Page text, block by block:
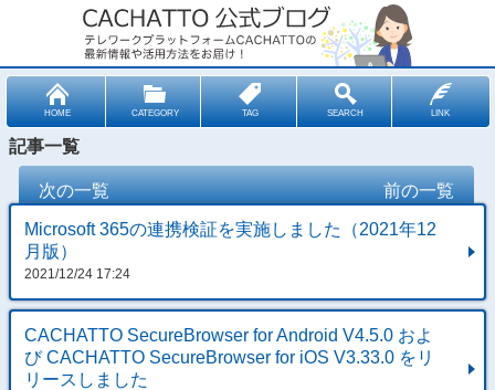
HOME CATEGORY TAG SEARCH LINK
記事一覧
前の一覧
次の一覧
Microsoft 365の連携検証を実施しました（2021年12
月版）
2021/12/24 17:24
CACHATTO SecureBrowser for Android V4.5.0 およ
び CACHATTO SecureBrowser for iOS V3.33.0 をリ
リースしました